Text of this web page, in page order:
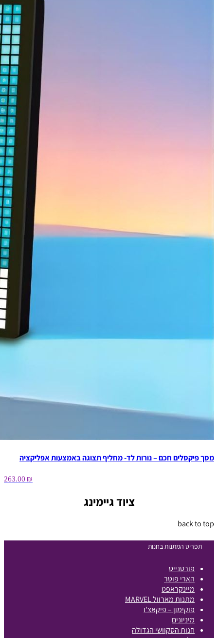
מסך פיקסלים חכם – נורות לד- מחליף תצוגה באמצעות אפליקציה
₪ 263.00
ציוד גיימינג
back to top
תפריט המתנות בחנות
פורטנייט
הארי פוטר
מיינקראפט
מתנות מארוול MARVEL
פוקימון – פיקאצ'ו
מיניונים
חנות הסקוושי הגדולה